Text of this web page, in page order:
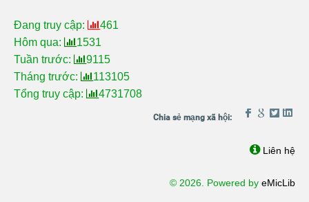
Đang truy cập:
461
Hôm qua:
1531
Tuần trước:
9115
Tháng trước:
113105
Tổng truy cập:
4731708
Liên hệ
© 2026. Powered by eMicLib